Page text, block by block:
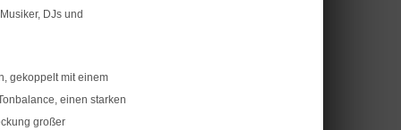
DJs und
gekoppelt mit einem
einen starken
großer